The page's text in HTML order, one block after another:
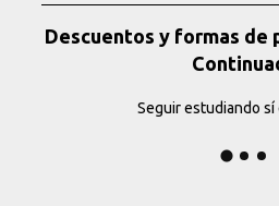
Descuentos y formas de
Seguir estudiando sí